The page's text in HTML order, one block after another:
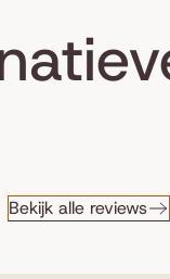
Bekijk alle reviews